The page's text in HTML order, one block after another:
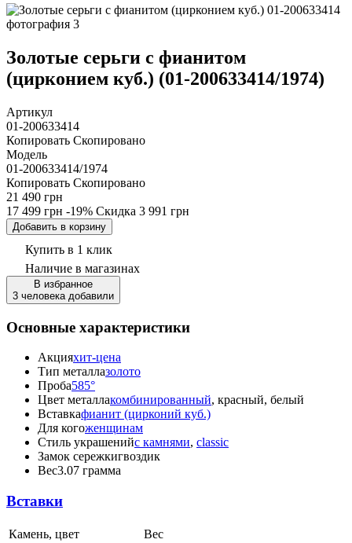
Золотые серьги с фианитом
(цирконием куб.) (01-200633414/1974)
Артикул
01-200633414
Копировать Скопировано
Модель
01-200633414/1974
Копировать Скопировано
21 490 грн
17 499 грн -19% Скидка 3 991 грн
Добавить в корзину
Купить в 1 клик
Наличие в магазинах
В избранное
3 человека добавили
Основные характеристики
Акцияхит-цена
Тип металлазолото
Проба585°
Цвет металлакомбинированный, красный, белый
Вставкафианит (цирконий куб.)
Для когоженщинам
Стиль украшенийс камнями, classic
Замок сережкигвоздик
Вес3.07 грамма
Вставки
Камень, цвет
Вес